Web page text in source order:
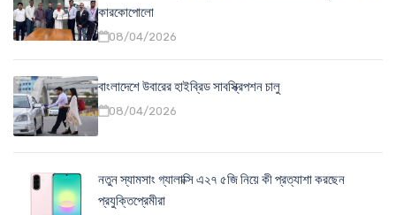
কারকোপোলো
08/04/2026
বাংলাদেশে উবারের হাইব্রিড সাবস্ক্রিপশন চালু
08/04/2026
নতুন স্যামসাং গ্যালাক্সি এ২৭ ৫জি নিয়ে কী প্রত্যাশা করছেন
প্রযুক্তিপ্রেমীরা